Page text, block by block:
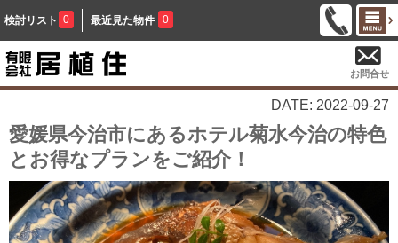
検討リスト 0 最近見た物件 0
お問合せ
DATE: 2022-09-27
愛媛県今治市にあるホテル菊水今治の特色
とお得なプランをご紹介！